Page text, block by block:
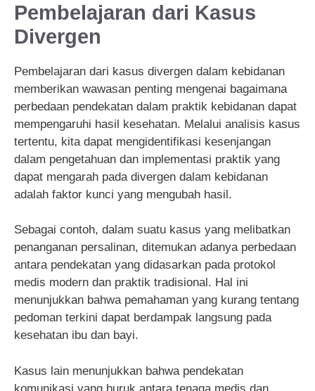
Pembelajaran dari Kasus
Divergen
Pembelajaran dari kasus divergen dalam kebidanan
memberikan wawasan penting mengenai bagaimana
perbedaan pendekatan dalam praktik kebidanan dapat
mempengaruhi hasil kesehatan. Melalui analisis kasus
tertentu, kita dapat mengidentifikasi kesenjangan
dalam pengetahuan dan implementasi praktik yang
dapat mengarah pada divergen dalam kebidanan
adalah faktor kunci yang mengubah hasil.
Sebagai contoh, dalam suatu kasus yang melibatkan
penanganan persalinan, ditemukan adanya perbedaan
antara pendekatan yang didasarkan pada protokol
medis modern dan praktik tradisional. Hal ini
menunjukkan bahwa pemahaman yang kurang tentang
pedoman terkini dapat berdampak langsung pada
kesehatan ibu dan bayi.
Kasus lain menunjukkan bahwa pendekatan
komunikasi yang buruk antara tenaga medis dan